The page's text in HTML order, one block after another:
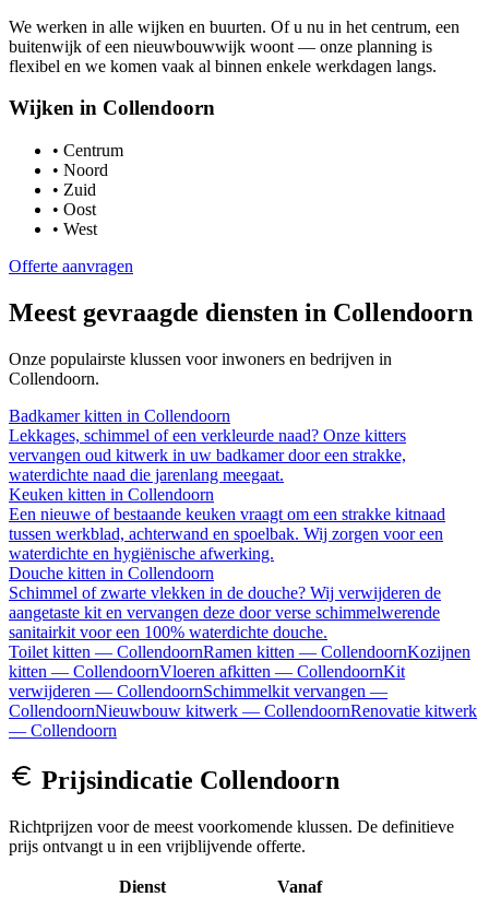
We werken in alle wijken en buurten. Of u nu in het centrum, een
buitenwijk of een nieuwbouwwijk woont — onze planning is
flexibel en we komen vaak al binnen enkele werkdagen langs.
Wijken in Collendoorn
• Centrum
• Noord
• Zuid
• Oost
• West
Offerte aanvragen
Meest gevraagde diensten in Collendoorn
Onze populairste klussen voor inwoners en bedrijven in
Collendoorn.
Badkamer kitten in Collendoorn
Lekkages, schimmel of een verkleurde naad? Onze kitters
vervangen oud kitwerk in uw badkamer door een strakke,
waterdichte naad die jarenlang meegaat.
Keuken kitten in Collendoorn
Een nieuwe of bestaande keuken vraagt om een strakke kitnaad
tussen werkblad, achterwand en spoelbak. Wij zorgen voor een
waterdichte en hygiënische afwerking.
Douche kitten in Collendoorn
Schimmel of zwarte vlekken in de douche? Wij verwijderen de
aangetaste kit en vervangen deze door verse schimmelwerende
sanitairkit voor een 100% waterdichte douche.
Toilet kitten — CollendoornRamen kitten — CollendoornKozijnen
kitten — CollendoornVloeren afkitten — CollendoornKit
verwijderen — CollendoornSchimmelkit vervangen —
CollendoornNieuwbouw kitwerk — CollendoornRenovatie kitwerk
— Collendoorn
Prijsindicatie Collendoorn
Richtprijzen voor de meest voorkomende klussen. De definitieve
prijs ontvangt u in een vrijblijvende offerte.
Dienst
Vanaf